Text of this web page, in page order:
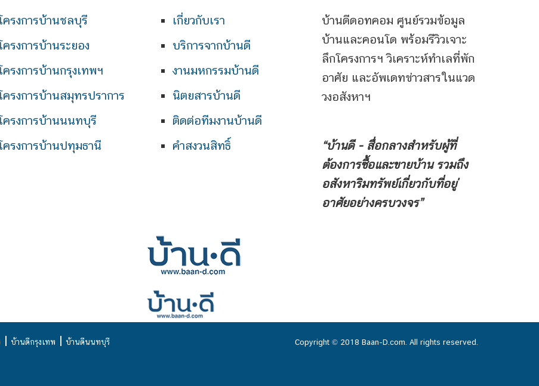
ครงการบ้านชลบุรี
ครงการบ้านระยอง
ครงการบ้านกรุงเทพฯ
ครงการบ้านสมุทรปราการ
ครงการบ้านนนทบุรี
ครงการบ้านปทุมธานี
เกี่ยวกับเรา
บริการจากบ้านดี
งานมหกรรมบ้านดี
นิตยสารบ้านดี
ติดต่อทีมงานบ้านดี
คำสงวนสิทธิ์
บ้านดีดอทคอม ศูนย์รวมข้อมูล
บ้านและคอนโด พร้อมรีวิวเจาะ
ลึกโครงการฯ วิเคราะห์ทำเลที่พัก
อาศัย และอัพเดทข่าวสารในแวด
วงอสังหาฯ
“บ้านดี - สื่อกลางสำหรับผู้ที่
ต้องการซื้อและขายบ้าน รวมถึง
อสังหาริมทรัพย์เกี่ยวกับที่อยู่
อาศัยอย่างครบวงจร”
| บ้านดีกรุงเทพ | บ้านดีนนทบุรี Copyright © 2018 Baan-D.com. All rights reserved.